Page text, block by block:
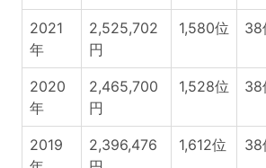
2021
年
2,525,702
円
1,580位 38
2020
年
2,465,700
円
1,528位 38
2019
2,396,476
1,612位 38